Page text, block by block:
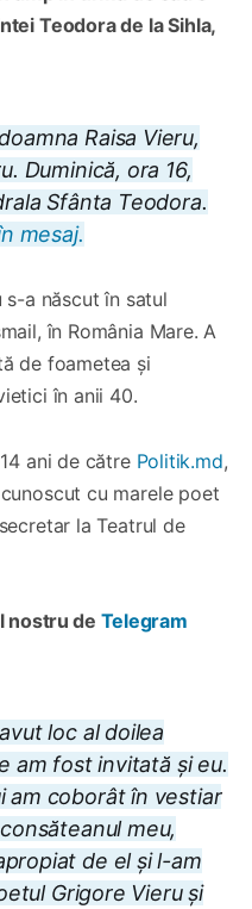
Teodora de la Sihla,
Raisa Vieru,
Duminică, ora 16,
Sfânta Teodora.
mesaj.
s-a născut în satul
în România Mare. A
de foametea și
în anii 40.
ani de către Politik.md,
cu marele poet
la Teatrul de
nostru de Telegram
loc al doilea
am fost invitată și eu.
am coborât în vestiar
meu,
de el și l-am
Grigore Vieru și